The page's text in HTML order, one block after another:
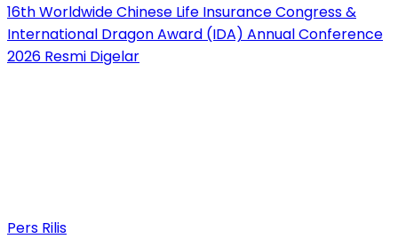
16th Worldwide Chinese Life Insurance Congress &
International Dragon Award (IDA) Annual Conference
2026 Resmi Digelar
Pers Rilis